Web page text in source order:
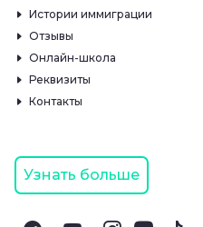
Истории иммиграции
Отзывы
Онлайн-школа
Реквизиты
Контакты
Узнать больше